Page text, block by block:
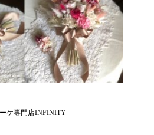
ケ専門店INFINITY